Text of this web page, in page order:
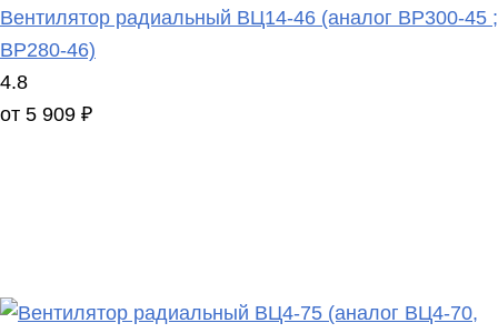
Вентилятор радиальный ВЦ14-46 (аналог ВР300-45 ;
ВР280-46)
4.8
от 5 909 ₽